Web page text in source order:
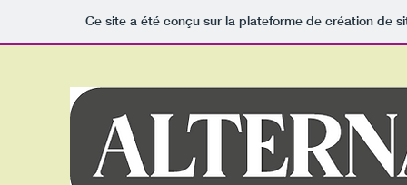
Ce site a été conçu sur la plateforme de création de